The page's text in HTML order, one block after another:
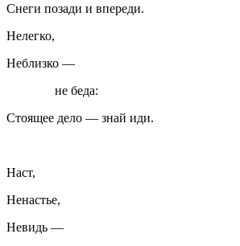
Снеги позади и впереди.
Нелегко,
Неблизко —
не беда:
Стоящее дело — знай иди.
Наст,
Ненастье,
Невидь —